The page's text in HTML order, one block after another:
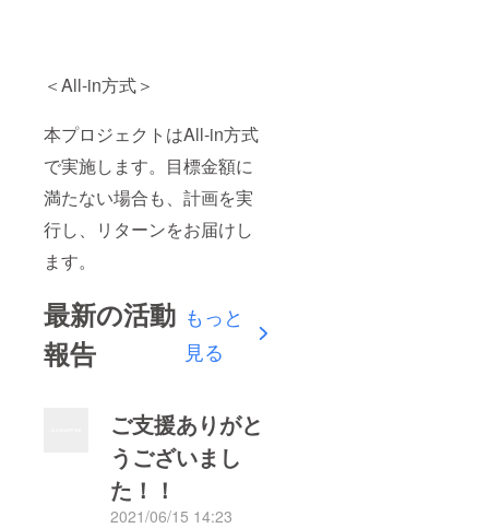
＜All-in方式＞
本プロジェクトはAll-in方式
で実施します。目標金額に
満たない場合も、計画を実
行し、リターンをお届けし
ます。
最新の活動
報告
もっと
見る
ご支援ありがと
うございまし
た！！
2021/06/15 14:23